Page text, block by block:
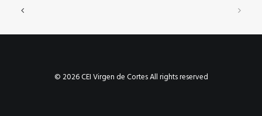
© 2026 CEI Virgen de Cortes All rights reserved